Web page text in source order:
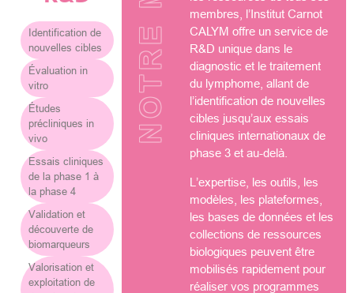
Identification de
nouvelles cibles
Évaluation in
vitro
Études
précliniques in
vivo
Essais cliniques
de la phase 1 à
la phase 4
Validation et
découverte de
biomarqueurs
Valorisation et
exploitation de
membres, l’Institut Carnot
CALYM offre un service de
R&D unique dans le
diagnostic et le traitement
du lymphome, allant de
l’identification de nouvelles
cibles jusqu’aux essais
cliniques internationaux de
phase 3 et au-delà.
L’expertise, les outils, les
modèles, les plateformes,
les bases de données et les
collections de ressources
biologiques peuvent être
mobilisés rapidement pour
réaliser vos programmes